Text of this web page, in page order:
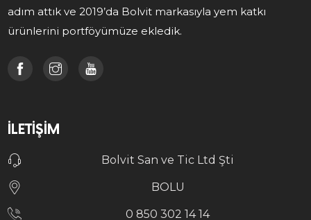
adım attık ve 2019’da Bolvit markasıyla yem katkı
ürünlerini portföyümüze ekledik.
İLETIŞIM
Bolvit San ve Tic Ltd Şti
BOLU
0 850 302 14 14